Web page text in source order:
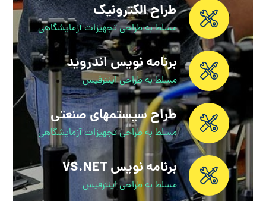
طراح الکترونیک
مسلط به طراحی تجهیزات آزمایشگاهی
برنامه نویس اندروید
مسلط به طراحی اینترفیس
طراح سیستمهای صنعتی
مسلط به طراحی تجهیزات آزمایشگاهی
برنامه نویس VS.NET
مسلط به طراحی اینترفیس